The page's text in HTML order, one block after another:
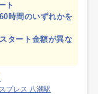
ト
時間のいずれかを
タート金額が異な
プレス 八潮駅